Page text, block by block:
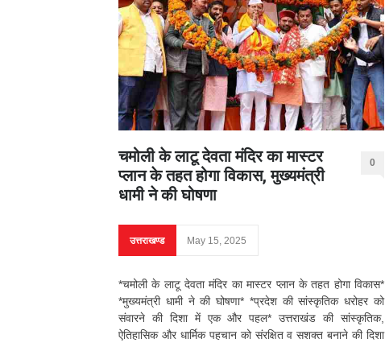
चमोली के लाटू देवता मंदिर का मास्टर
प्लान के तहत होगा विकास, मुख्यमंत्री
धामी ने की घोषणा
0
उत्तराखण्ड May 15, 2025
*चमोली के लाटू देवता मंदिर का मास्टर प्लान के तहत होगा विकास*
*मुख्यमंत्री धामी ने की घोषणा* *प्रदेश की सांस्कृतिक धरोहर को
संवारने की दिशा में एक और पहल* उत्तराखंड की सांस्कृतिक,
ऐतिहासिक और धार्मिक पहचान को संरक्षित व सशक्त बनाने की दिशा